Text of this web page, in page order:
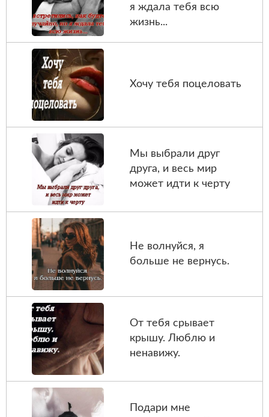
я ждала тебя всю
жизнь...
Хочу тебя поцеловать
Мы выбрали друг
друга, и весь мир
может идти к черту
Не волнуйся, я
больше не вернусь.
От тебя срывает
крышу. Люблю и
ненавижу.
Подари мне